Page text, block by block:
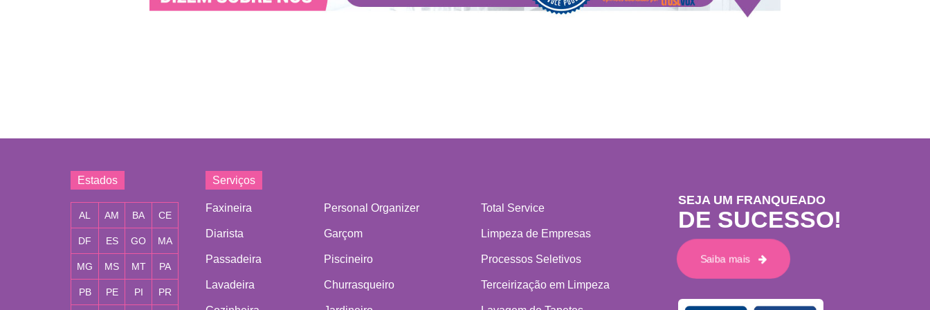
Estados
AL AM BA CE
DF ES GO MA
MG MS MT PA
PB PE PI PR
Serviços
Faxineira
Diarista
Passadeira
Lavadeira
Personal Organizer
Garçom
Piscineiro
Churrasqueiro
Total Service
Limpeza de Empresas
Processos Seletivos
Terceirização em Limpeza
SEJA UM FRANQUEADO
DE SUCESSO!
Saiba mais